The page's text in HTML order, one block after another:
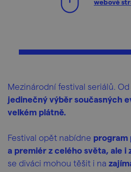
webové
Mezinárodní festival seriálů.
jedinečný výběr současných
velkém plátně.
Festival opět nabídne program
a premiér z celého světa, ale i
se diváci mohou těšit i na